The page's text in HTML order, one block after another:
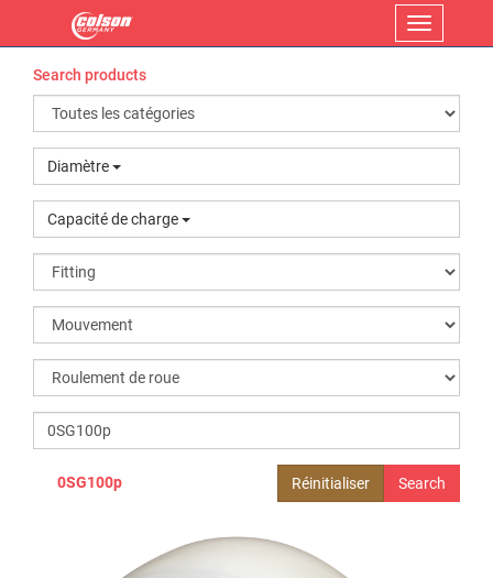
Menu
Search products
Diamètre
Capacité de charge
Réinitialiser
0SG100p